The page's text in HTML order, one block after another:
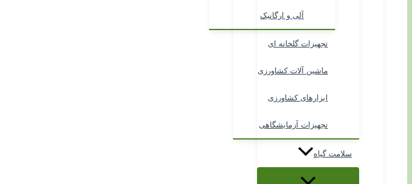
آلی و ارگانیک
تجهیزات گلخانه ای
ماشین آلات کشاورزی
ابزارهای کشاورزی
تجهیزات آزمایشگاهی
سلامت گیاه